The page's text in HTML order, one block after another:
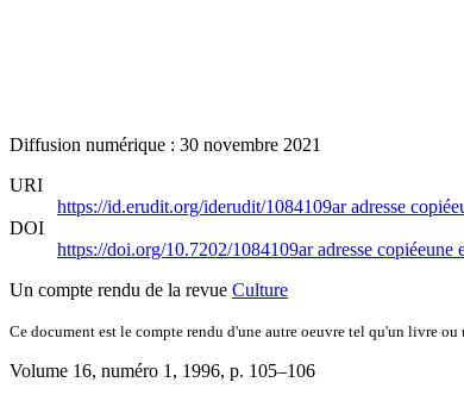
Diffusion numérique : 30 novembre 2021
URI
https://id.erudit.org/iderudit/1084109aradresse copiée
DOI
https://doi.org/10.7202/1084109aradresse copiéeune
Un compte rendu de la revue Culture
Ce document est le compte rendu d'une autre oeuvre tel qu'un livre
Volume 16, numéro 1, 1996, p. 105–106